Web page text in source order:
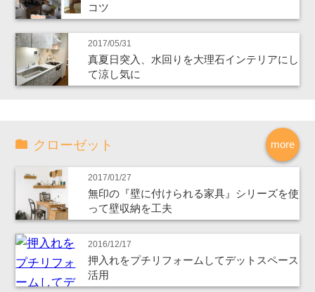
コツ
2017/05/31
真夏日突入、水回りを大理石インテリアにし
て涼し気に
more
クローゼット
2017/01/27
無印の『壁に付けられる家具』シリーズを使
って壁収納を工夫
2016/12/17
押入れをプチリフォームしてデットスペース
活用